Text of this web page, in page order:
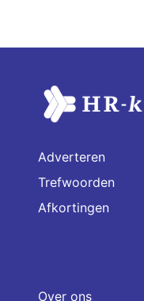
Adverteren
Trefwoorden
Afkortingen
Over ons